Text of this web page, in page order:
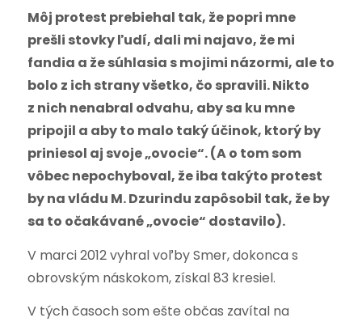
Môj protest prebiehal tak, že popri mne
prešli stovky ľudí, dali mi najavo, že mi
fandia a že súhlasia s mojimi názormi, ale to
bolo z ich strany všetko, čo spravili. Nikto
z nich nenabral odvahu, aby sa ku mne
pripojil a aby to malo taký účinok, ktorý by
priniesol aj svoje „ovocie“. (A o tom som
vôbec nepochyboval, že iba takýto protest
by na vládu M. Dzurindu zapôsobil tak, že by
sa to očakávané „ovocie“ dostavilo).
V marci 2012 vyhral voľby Smer, dokonca s
obrovským náskokom, získal 83 kresiel.
V tých časoch som ešte občas zavítal na